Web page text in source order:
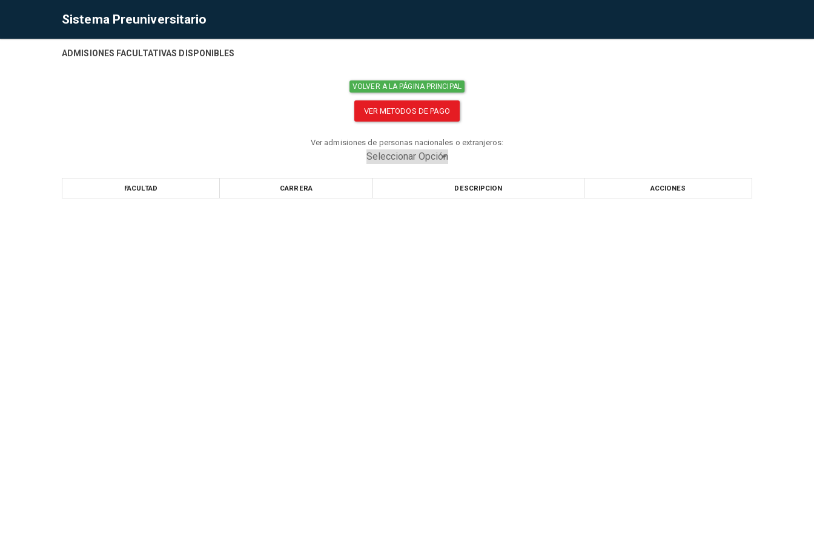
Sistema Preuniversitario
ADMISIONES FACULTATIVAS DISPONIBLES
VOLVER A LA PÁGINA PRINCIPAL
VER METODOS DE PAGO
Ver admisiones de personas nacionales o extranjeros:
FACULTAD CARRERA DESCRIPCION ACCIONES